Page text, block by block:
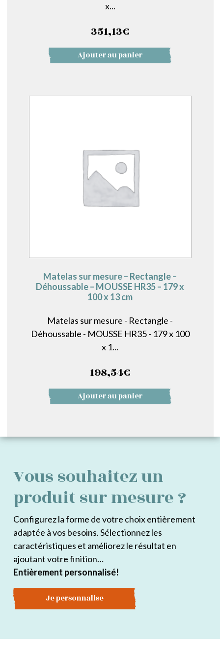
x...
351,13€
Ajouter au panier
Matelas sur mesure – Rectangle –
Déhoussable – MOUSSE HR35 – 179 x
100 x 13 cm
Matelas sur mesure - Rectangle -
Déhoussable - MOUSSE HR35 - 179 x 100
x 1...
198,54€
Ajouter au panier
Vous souhaitez un
produit sur mesure ?
Configurez la forme de votre choix entièrement
adaptée à vos besoins. Sélectionnez les
caractéristiques et améliorez le résultat en
ajoutant votre finition…
Entièrement personnalisé!
Je personnalise